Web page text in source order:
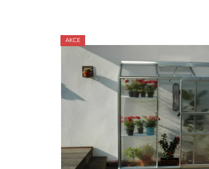
V
ý
i
s
o
d
AKCE